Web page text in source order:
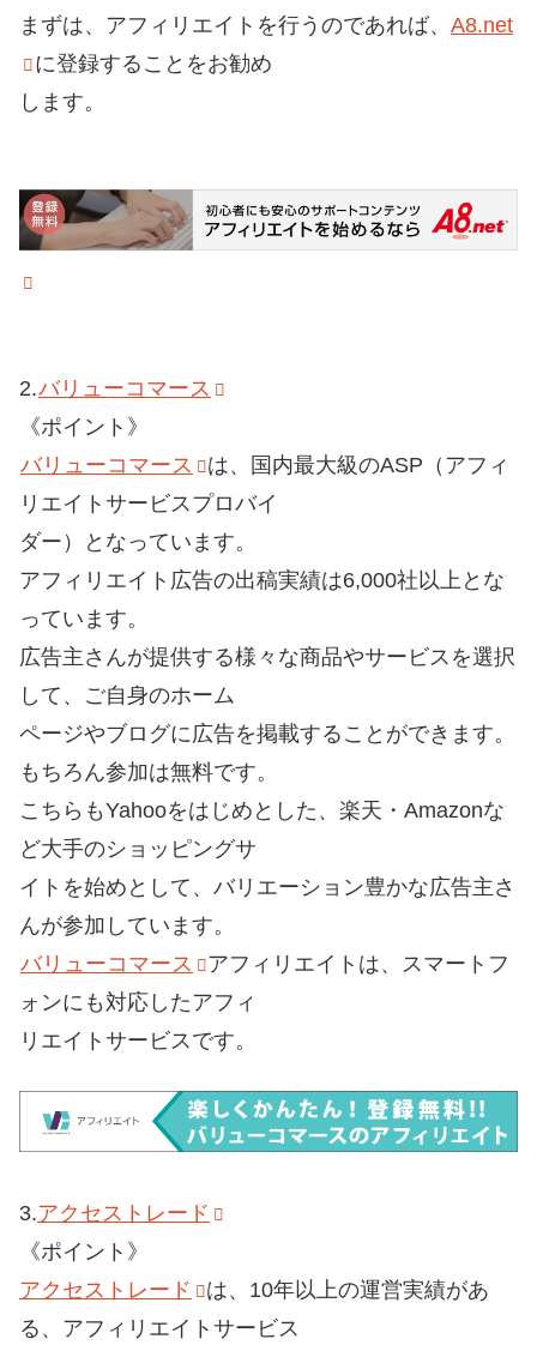
まずは、アフィリエイトを行うのであれば、 A8.net
に登録することをお勧め
します。
2.バリューコマース
《ポイント》
バリューコマース
は、国内最大級のASP（アフィ
リエイトサービスプロバイ
ダー）となっています。
アフィリエイト広告の出稿実績は6,000社以上とな
っています。
広告主さんが提供する様々な商品やサービスを選択
して、ご自身のホーム
ページやブログに広告を掲載することができます。
もちろん参加は無料です。
こちらもYahooをはじめとした、楽天・Amazonな
ど大手のショッピングサ
イトを始めとして、バリエーション豊かな広告主さ
んが参加しています。
バリューコマース
アフィリエイトは、スマートフ
ォンにも対応したアフィ
リエイトサービスです。
3.アクセストレード
《ポイント》
アクセストレード
は、10年以上の運営実績があ
る、アフィリエイトサービス